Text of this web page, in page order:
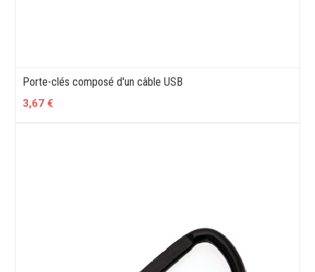
Porte-clés composé d'un câble USB
3,67 €